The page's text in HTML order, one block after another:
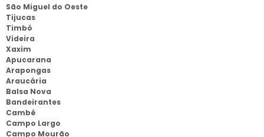
São Miguel do Oeste
Tijucas
Timbó
Videira
Xaxim
Apucarana
Arapongas
Araucária
Balsa Nova
Bandeirantes
Cambé
Campo Largo
Campo Mourão